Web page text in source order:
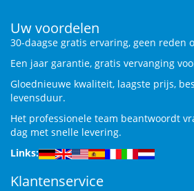
Uw voordelen
30-daagse gratis ervaring, geen reden
Een jaar garantie, gratis vervanging
Gloednieuwe kwaliteit, laagste prijs,
levensduur.
Het professionele team beantwoordt
dag met snelle levering.
Links:
Klantenservice